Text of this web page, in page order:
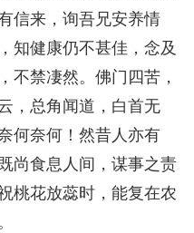
信来，询吾兄安养情
知健康仍不甚佳，念及
不禁凄然。佛门四苦，
，总角闻道，白首无
何奈何！然昔人亦有
尚食息人间，谋事之责
桃花放蕊时，能复在农